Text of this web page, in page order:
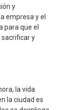
y
empresa y el
para que el
y
la vida
la ciudad es